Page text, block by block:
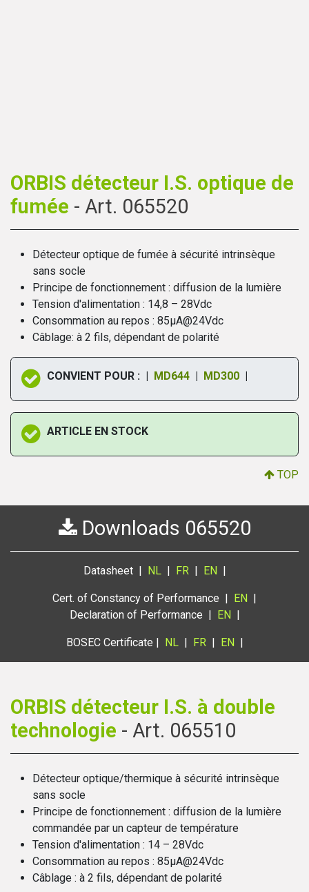
ORBIS détecteur I.S. optique de
fumée - Art. 065520
Détecteur optique de fumée à sécurité intrinsèque
sans socle
Principe de fonctionnement : diffusion de la lumière
Tension d'alimentation : 14,8 – 28Vdc
Consommation au repos : 85µA@24Vdc
Câblage: à 2 fils, dépendant de polarité
CONVIENT POUR : | MD644 | MD300 |
ARTICLE EN STOCK
TOP
Downloads 065520
Datasheet | NL | FR | EN|
Cert. of Constancy of Performance | EN |
Declaration of Performance | EN|
BOSEC Certificate | NL | FR | EN|
ORBIS détecteur I.S. à double
technologie ​ - Art. 065510
Détecteur optique/thermique à sécurité intrinsèque
sans socle
Principe de fonctionnement : diffusion de la lumière
commandée par un capteur de température
Tension d'alimentation : 14 – 28Vdc
Consommation au repos : 85µA@24Vdc
Câblage : à 2 fils, dépendant de polarité